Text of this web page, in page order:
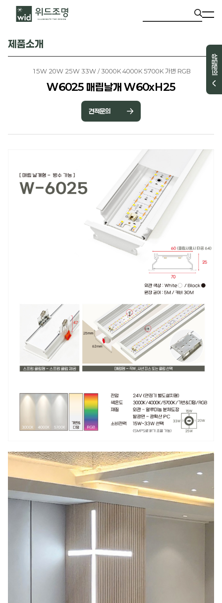
상담문의
제품소개
15W 20W 25W 33W / 3000K 4000K 5700K 가변 RGB
W6025 매립날개 W60xH25
견적문의